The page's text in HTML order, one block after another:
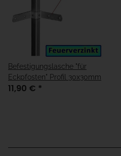
Befestigungslasche "für
Eckpfosten" Profil 30x30mm
11,90 € *